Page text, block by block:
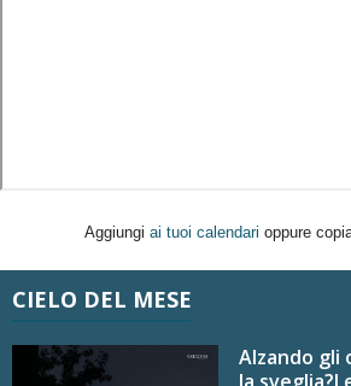
Aggiungi ai tuoi calendari oppure
CIELO DEL MESE
Alzando gli